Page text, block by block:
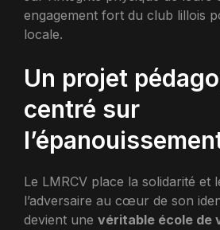
engagement fort du club lillois
locale.
Un projet
centré sur
Le LMRCV place la solidarité et
l’adversaire au cœur de son
devient une véritable école de